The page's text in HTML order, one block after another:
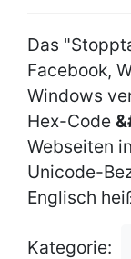
Das
Facebook,
Windows
Hex-Code
Webseiten
Unicode-
Englisch
Kategorie: